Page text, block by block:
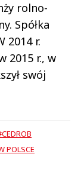
rolno-
Spółka
2014 r.
2015 r., w
swój
POLSCE